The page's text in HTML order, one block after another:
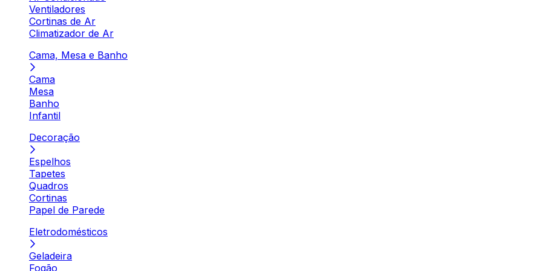
Ventiladores
Cortinas de Ar
Climatizador de Ar
Cama, Mesa e Banho
Cama
Mesa
Banho
Infantil
Decoração
Espelhos
Tapetes
Quadros
Cortinas
Papel de Parede
Eletrodomésticos
Geladeira
Fogão